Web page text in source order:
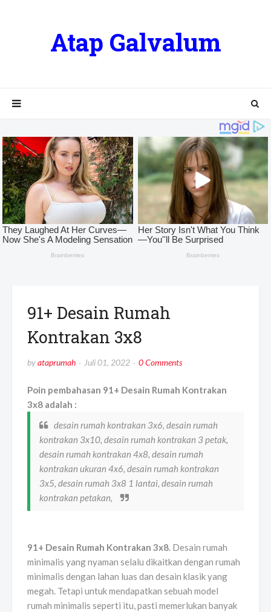
Atap Galvalum
91+ Desain Rumah
Kontrakan 3x8
byataprumah Juli 01, 2022 0 Comments
Poin pembahasan 91+ Desain Rumah Kontrakan
3x8 adalah :
desain rumah kontrakan 3x6, desain rumah
kontrakan 3x10, desain rumah kontrakan 3 petak,
desain rumah kontrakan 4x8, desain rumah
kontrakan ukuran 4x6, desain rumah kontrakan
3x5, desain rumah 3x8 1 lantai, desain rumah
kontrakan petakan,
91+ Desain Rumah Kontrakan 3x8. Desain rumah
minimalis yang nyaman selalu dikaitkan dengan rumah
minimalis dengan lahan luas dan desain klasik yang
megah. Tetapi untuk mendapatkan sebuah model
rumah minimalis seperti itu, pasti memerlukan banyak